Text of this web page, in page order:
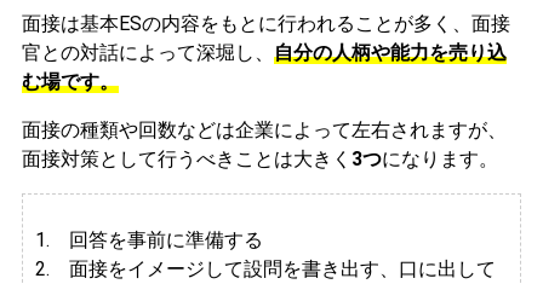
面接は基本ESの内容をもとに行われることが多く、面接
官との対話によって深堀し、 自分の人柄や能力を売り込
む場です。
面接の種類や回数などは企業によって左右されますが、
面接対策として行うべきことは大きく 3つになります。
1. 回答を事前に準備する
2. 面接をイメージして設問を書き出す、口に出して